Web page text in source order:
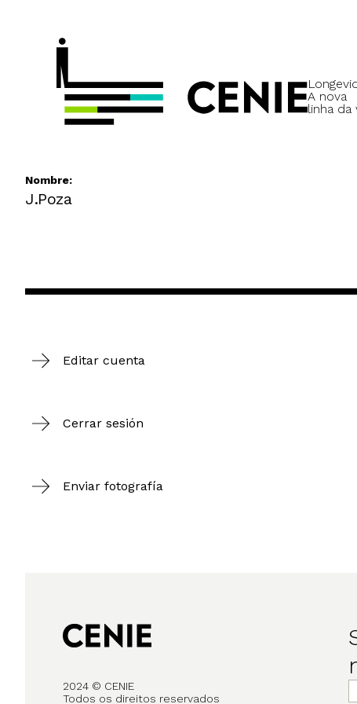
A nova
linha da
Nombre:
J.Poza
Editar cuenta
Cerrar sesión
Enviar fotografía
2024 © CENIE
Todos os direitos reservados